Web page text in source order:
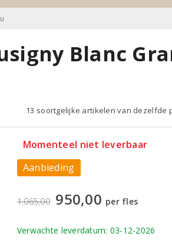
Blanc
13 soortgelijke artikelen van dezelfde
Momenteel niet leverbaar
Aanbieding
1.065,00 950,00 per fles
Verwachte leverdatum: 03-12-2026